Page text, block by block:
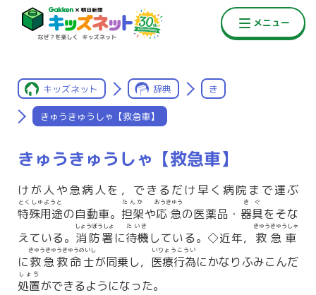
キッズネット 辞典 き
きゅうきゅうしゃ【救急車】
きゅうきゅうしゃ【救急車】
けが人や急病人を，できるだけ早く病院まで運ぶ
特殊用途
とくしゅようと
の自動車。 担架
たんか
や応急
おうきゅう
の医薬品・ 器具
きぐ
をそな
えている。 消防署
しょうぼうしょ
に待機
たいき
している。◇近年， 救急車
きゅうきゅうしゃ
に救急救命士
きゅうきゅうきゅうめいし
が同乗し， 医療行為
いりょうこうい
にかなりふみこんだ
処置
しょち
ができるようになった。